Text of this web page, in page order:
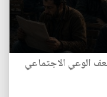
الوعي الاجتماعي